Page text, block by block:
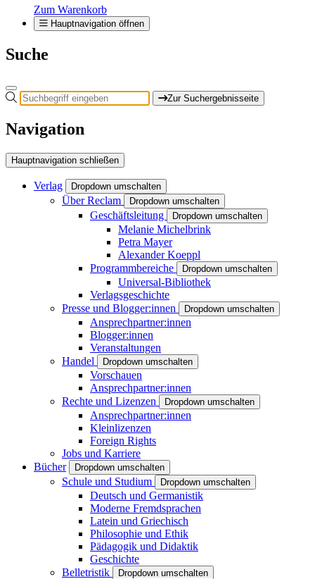
Zum Warenkorb
Hauptnavigation öffnen
Suche
Zur Suchergebnisseite
Navigation
Hauptnavigation schließen
Verlag Dropdown umschalten
Über Reclam Dropdown umschalten
Geschäftsleitung Dropdown umschalten
Melanie Michelbrink
Petra Mayer
Alexander Koeppl
Programmbereiche
Dropdown umschalten
Universal-Bibliothek
Verlagsgeschichte
Presse und Blogger:innen
Dropdown umschalten
Ansprechpartner:innen
Blogger:innen
Veranstaltungen
Handel
Dropdown umschalten
Vorschauen
Ansprechpartner:innen
Rechte und Lizenzen
Dropdown umschalten
Ansprechpartner:innen
Kleinlizenzen
Foreign Rights
Jobs und Karriere
Bücher
Dropdown umschalten
Schule und Studium Dropdown umschalten
Deutsch und Germanistik
Moderne Fremdsprachen
Latein und Griechisch
Philosophie und Ethik
Pädagogik und Didaktik
Geschichte
Belletristik
Dropdown umschalten